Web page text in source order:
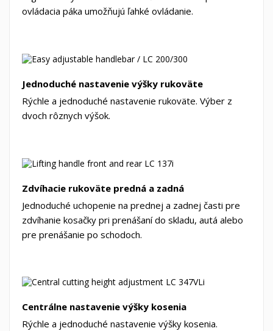
ovládacia páka umožňujú ľahké ovládanie.
Jednoduché nastavenie výšky rukoväte
Rýchle a jednoduché nastavenie rukoväte. Výber z
dvoch rôznych výšok.
Zdvíhacie rukoväte predná a zadná
Jednoduché uchopenie na prednej a zadnej časti pre
zdvíhanie kosačky pri prenášaní do skladu, autá alebo
pre prenášanie po schodoch.
Centrálne nastavenie výšky kosenia
Rýchle a jednoduché nastavenie výšky kosenia.